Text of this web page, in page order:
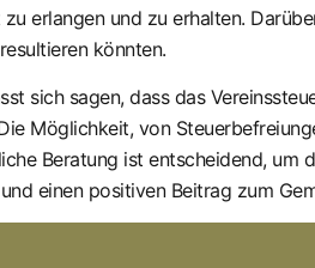
erlangen und zu erhalten.
könnten.
sich sagen, dass das
Möglichkeit, von
Beratung ist entscheidend, um
einen positiven Beitrag zum